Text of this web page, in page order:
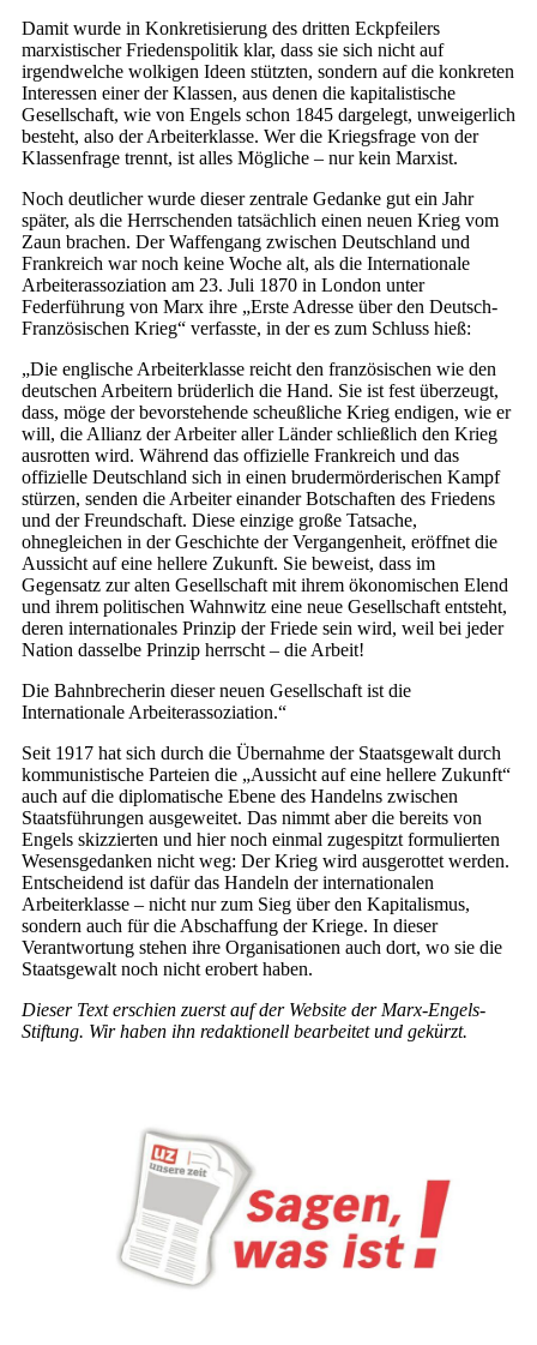
Damit wurde in Konkretisierung des dritten Eckpfeilers
marxistischer Friedenspolitik klar, dass sie sich nicht auf
irgendwelche wolkigen Ideen stützten, sondern auf die konkreten
Interessen einer der Klassen, aus denen die kapitalistische
Gesellschaft, wie von Engels schon 1845 dargelegt, unweigerlich
besteht, also der Arbeiterklasse. Wer die Kriegsfrage von der
Klassenfrage trennt, ist alles Mögliche – nur kein Marxist.
Noch deutlicher wurde dieser zentrale Gedanke gut ein Jahr
später, als die Herrschenden tatsächlich einen neuen Krieg vom
Zaun brachen. Der Waffengang zwischen Deutschland und
Frankreich war noch keine Woche alt, als die Internationale
Arbeiterassoziation am 23. Juli 1870 in London unter
Federführung von Marx ihre „Erste Adresse über den Deutsch-
Französischen Krieg“ verfasste, in der es zum Schluss hieß:
„Die englische Arbeiterklasse reicht den französischen wie den
deutschen Arbeitern brüderlich die Hand. Sie ist fest überzeugt,
dass, möge der bevorstehende scheußliche Krieg endigen, wie er
will, die Allianz der Arbeiter aller Länder schließlich den Krieg
ausrotten wird. Während das offizielle Frankreich und das
offizielle Deutschland sich in einen brudermörderischen Kampf
stürzen, senden die Arbeiter einander Botschaften des Friedens
und der Freundschaft. Diese einzige große Tatsache,
ohnegleichen in der Geschichte der Vergangenheit, eröffnet die
Aussicht auf eine hellere Zukunft. Sie beweist, dass im
Gegensatz zur alten Gesellschaft mit ihrem ökonomischen Elend
und ihrem politischen Wahnwitz eine neue Gesellschaft entsteht,
deren internationales Prinzip der Friede sein wird, weil bei jeder
Nation dasselbe Prinzip herrscht – die Arbeit!
Die Bahnbrecherin dieser neuen Gesellschaft ist die
Internationale Arbeiterassoziation.“
Seit 1917 hat sich durch die Übernahme der Staatsgewalt durch
kommunistische Parteien die „Aussicht auf eine hellere Zukunft“
auch auf die diplomatische Ebene des Handelns zwischen
Staatsführungen ausgeweitet. Das nimmt aber die bereits von
Engels skizzierten und hier noch einmal zugespitzt formulierten
Wesensgedanken nicht weg: Der Krieg wird ausgerottet werden.
Entscheidend ist dafür das Handeln der internationalen
Arbeiterklasse – nicht nur zum Sieg über den Kapitalismus,
sondern auch für die Abschaffung der Kriege. In dieser
Verantwortung stehen ihre Organisationen auch dort, wo sie die
Staatsgewalt noch nicht erobert haben.
Dieser Text erschien zuerst auf der Website der Marx-Engels-
Stiftung. Wir haben ihn redaktionell bearbeitet und gekürzt.